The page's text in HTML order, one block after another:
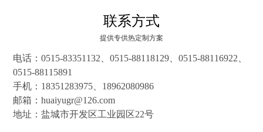
联系方式
提供专供热定制方案
电话：0515-83351132、0515-88118129、0515-88116922、
0515-88115891
手机：18351283975、18962080986
邮箱：huaiyugr@126.com
地址：盐城市开发区工业园区22号